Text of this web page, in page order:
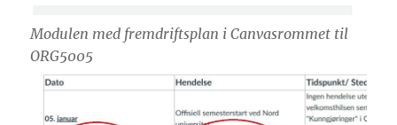
Modulen med fremdriftsplan i Canvasrommet til
ORG5005